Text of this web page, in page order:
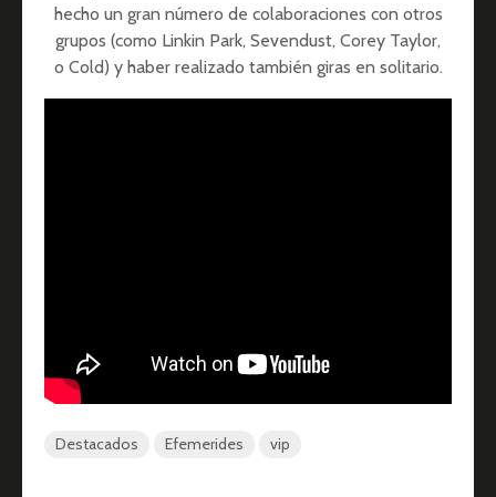
hecho un gran número de colaboraciones con otros
grupos (como Linkin Park, Sevendust, Corey Taylor,
o Cold) y haber realizado también giras en solitario.
Destacados Efemerides vip